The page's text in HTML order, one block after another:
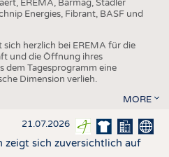
EREMA, Barmag, Stadler
Energies, Fibrant, BASF und
sich herzlich bei EREMA für die
und die Öffnung ihres
dem Tagesprogramm eine
Dimension verlieh.
MORE
21.07.2026
zeigt sich zuversichtlich auf